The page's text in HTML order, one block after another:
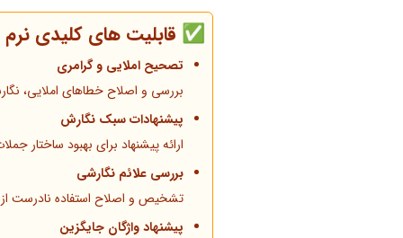
✅ قابلیت های کلیدی نرم
تصحیح املایی و گرامری
بررسی و اصلاح خطاهای املایی،
پیشنهادات سبک نگارش
ارائه پیشنهاد برای بهبود ساختار
بررسی علائم نگارشی
تشخیص و اصلاح استفاده نادرست از
پیشنهاد واژگان جایگزین